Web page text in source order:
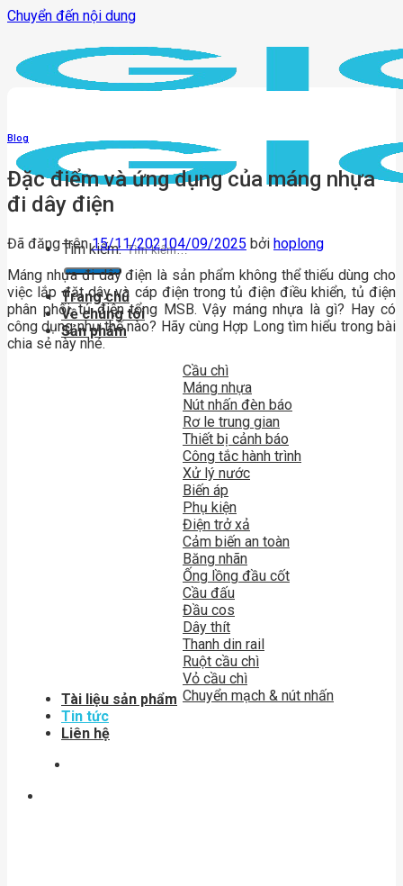
Chuyển đến nội dung
Tìm kiếm:
Trang chủ
Về chúng tôi
Sản phẩm
Cầu chì
Máng nhựa
Nút nhấn đèn báo
Rơ le trung gian
Thiết bị cảnh báo
Công tắc hành trình
Xử lý nước
Biến áp
Phụ kiện
Điện trở xả
Cảm biến an toàn
Băng nhãn
Ống lồng đầu cốt
Cầu đấu
Đầu cos
Dây thít
Thanh din rail
Ruột cầu chì
Vỏ cầu chì
Chuyển mạch & nút nhấn
Tài liệu sản phẩm
Tin tức
Liên hệ
Blog
Đặc điểm và ứng dụng của máng nhựa
đi dây điện
Đã đăng trên15/11/202104/09/2025 bởi hoplong
Máng nhựa đi dây điện là sản phẩm không thể thiếu dùng cho
việc lắp đặt dây và cáp điện trong tủ điện điều khiển, tủ điện
phân phối, tủ điện tổng MSB. Vậy máng nhựa là gì? Hay có
công dụng như thế nào? Hãy cùng Hợp Long tìm hiểu trong bài
chia sẻ này nhé.